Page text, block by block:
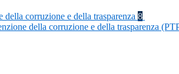
corruzione e della trasparenza 8
della corruzione e della trasparenza